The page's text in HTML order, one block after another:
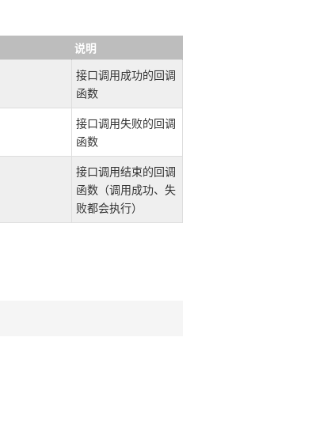
说明
接口调用成功的回调
函数
接口调用失败的回调
函数
接口调用结束的回调
函数（调用成功、失
败都会执行）